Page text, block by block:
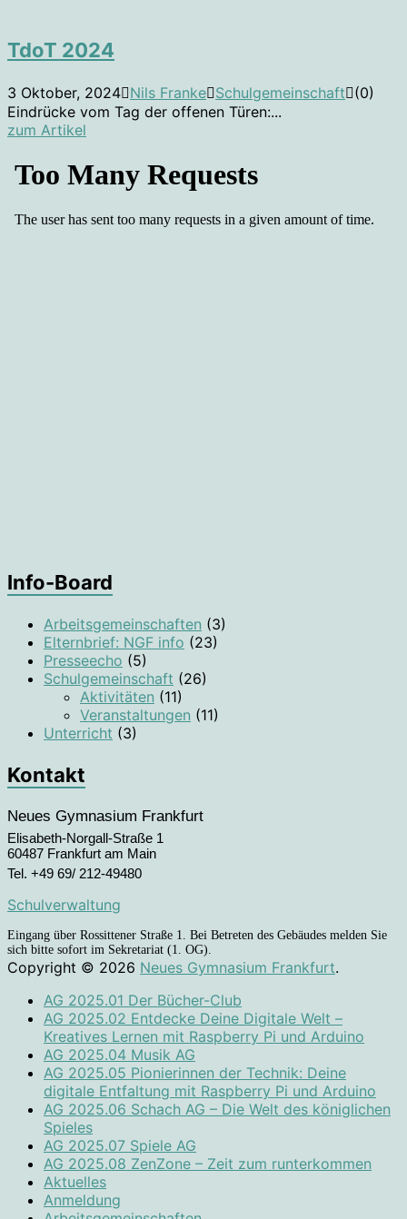
TdoT 2024
3 Oktober, 2024 Nils Franke Schulgemeinschaft (0)
Eindrücke vom Tag der offenen Türen:...
zum Artikel
Info-Board
Arbeitsgemeinschaften (3)
Elternbrief: NGF info (23)
Presseecho (5)
Schulgemeinschaft (26)
Aktivitäten (11)
Veranstaltungen (11)
Unterricht (3)
Kontakt
Neues Gymnasium Frankfurt
Elisabeth-Norgall-Straße 1
60487 Frankfurt am Main
Tel. +49 69/ 212-49480
Schulverwaltung
Eingang über Rossittener Straße 1. Bei Betreten des Gebäudes melden Sie
sich bitte sofort im Sekretariat (1. OG).
Copyright © 2026 Neues Gymnasium Frankfurt.
AG 2025.01 Der Bücher-Club
AG 2025.02 Entdecke Deine Digitale Welt –
Kreatives Lernen mit Raspberry Pi und Arduino
AG 2025.04 Musik AG
AG 2025.05 Pionierinnen der Technik: Deine
digitale Entfaltung mit Raspberry Pi und Arduino
AG 2025.06 Schach AG – Die Welt des königlichen
Spieles
AG 2025.07 Spiele AG
AG 2025.08 ZenZone – Zeit zum runterkommen
Aktuelles
Anmeldung